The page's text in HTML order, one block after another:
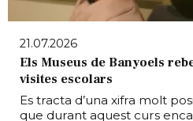
21.07.2026
Els Museus de Banyoels
visites escolars
Es tracta d’una xifra molt
que durant aquest curs